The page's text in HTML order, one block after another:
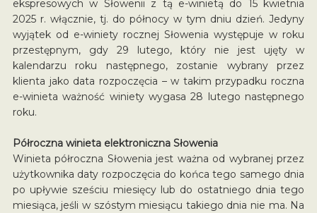
ekspresowych w Słowenii z tą e-winietą do 15 kwietnia
2025 r. włącznie, tj. do północy w tym dniu dzień. Jedyny
wyjątek od e-winiety rocznej Słowenia występuje w roku
przestępnym, gdy 29 lutego, który nie jest ujęty w
kalendarzu roku następnego, zostanie wybrany przez
klienta jako data rozpoczęcia – w takim przypadku roczna
e-winieta ważność winiety wygasa 28 lutego następnego
roku.
Półroczna winieta elektroniczna Słowenia
Winieta półroczna Słowenia jest ważna od wybranej przez
użytkownika daty rozpoczęcia do końca tego samego dnia
po upływie sześciu miesięcy lub do ostatniego dnia tego
miesiąca, jeśli w szóstym miesiącu takiego dnia nie ma. Na